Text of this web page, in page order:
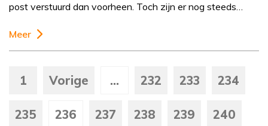
post verstuurd dan voorheen. Toch zijn er nog steeds…
Meer
1 Vorige ... 232 233 234
235 236 237 238 239 240